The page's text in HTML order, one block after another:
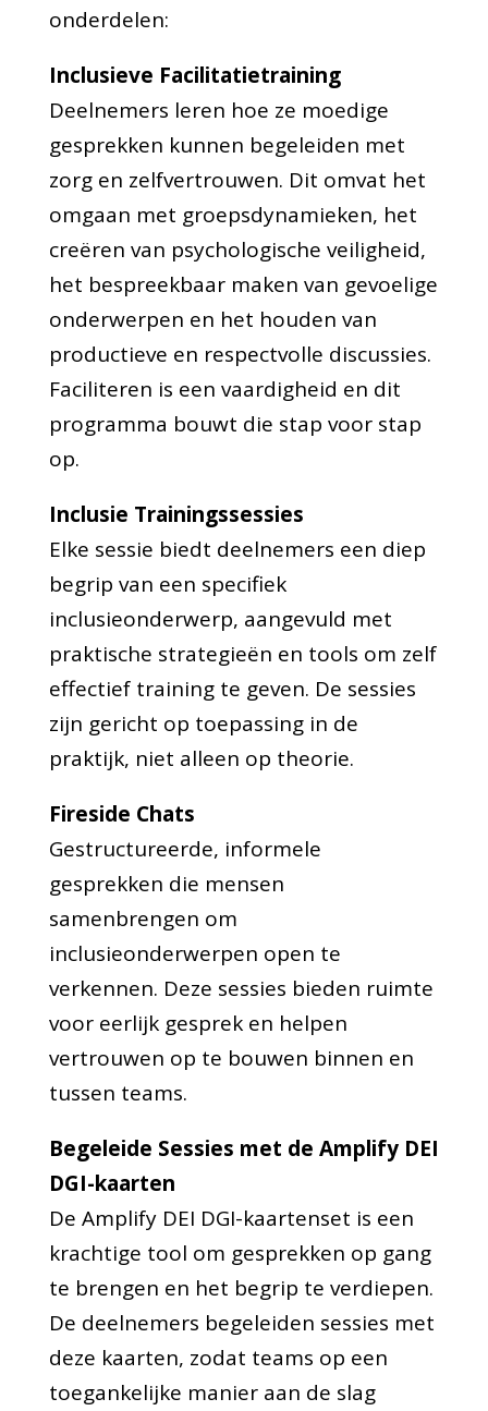
onderdelen:
Inclusieve Facilitatietraining
Deelnemers leren hoe ze moedige
gesprekken kunnen begeleiden met
zorg en zelfvertrouwen. Dit omvat het
omgaan met groepsdynamieken, het
creëren van psychologische veiligheid,
het bespreekbaar maken van gevoelige
onderwerpen en het houden van
productieve en respectvolle discussies.
Faciliteren is een vaardigheid en dit
programma bouwt die stap voor stap
op.
Inclusie Trainingssessies
Elke sessie biedt deelnemers een diep
begrip van een specifiek
inclusieonderwerp, aangevuld met
praktische strategieën en tools om zelf
effectief training te geven. De sessies
zijn gericht op toepassing in de
praktijk, niet alleen op theorie.
Fireside Chats
Gestructureerde, informele
gesprekken die mensen
samenbrengen om
inclusieonderwerpen open te
verkennen. Deze sessies bieden ruimte
voor eerlijk gesprek en helpen
vertrouwen op te bouwen binnen en
tussen teams.
Begeleide Sessies met de Amplify DEI
DGI-kaarten
De Amplify DEI DGI-kaartenset is een
krachtige tool om gesprekken op gang
te brengen en het begrip te verdiepen.
De deelnemers begeleiden sessies met
deze kaarten, zodat teams op een
toegankelijke manier aan de slag